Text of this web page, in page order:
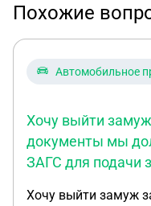
Похожие
Автомобильное
Хочу выйти
документы мы
ЗАГС для подачи
Хочу выйти замуж